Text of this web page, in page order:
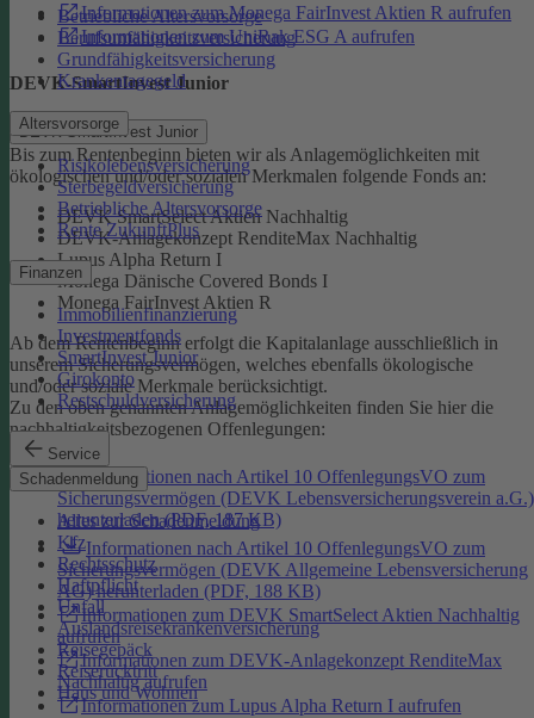
Betriebliche Altersvorsorge
Berufsunfähigkeitsversicherung
Grundfähigkeitsversicherung
Krankentagegeld
Altersvorsorge
Risikolebensversicherung
Sterbegeldversicherung
Betriebliche Altersvorsorge
Rente ZukunftPlus
Finanzen
Immobilienfinanzierung
Investmentfonds
SmartInvest Junior
Girokonto
Restschuldversicherung
Service
Schadenmeldung
Alles zur Schadenmeldung
Kfz
Rechtsschutz
Haftpflicht
Unfall
Auslandsreisekrankenversicherung
Reisegepäck
Reiserücktritt
Haus und Wohnen
Informationen zum Monega FairInvest Aktien R aufrufen
Informationen zum UniRak ESG A aufrufen
DEVK-SmartInvest Junior
DEVK-SmartInvest Junior
Bis zum Rentenbeginn bieten wir als Anlagemöglichkeiten mit
ökologischen und/oder sozialen Merkmalen folgende Fonds an:
DEVK SmartSelect Aktien Nachhaltig
DEVK-Anlagekonzept RenditeMax Nachhaltig
Lupus Alpha Return I
Monega Dänische Covered Bonds I
Monega FairInvest Aktien R
Ab dem Rentenbeginn erfolgt die Kapitalanlage ausschließlich in
unserem Sicherungsvermögen, welches ebenfalls ökologische
und/oder soziale Merkmale berücksichtigt.
Zu den oben genannten Anlagemöglichkeiten finden Sie hier die
nachhaltigkeitsbezogenen Offenlegungen:
Informationen nach Artikel 10 OffenlegungsVO zum
Sicherungsvermögen (DEVK Lebensversicherungsverein a.G.)
herunterladen (PDF, 187 KB)
Informationen nach Artikel 10 OffenlegungsVO zum
Sicherungsvermögen (DEVK Allgemeine Lebensversicherung
AG) herunterladen (PDF, 188 KB)
Informationen zum DEVK SmartSelect Aktien Nachhaltig
aufrufen
Informationen zum DEVK-Anlagekonzept RenditeMax
Nachhaltig aufrufen
Informationen zum Lupus Alpha Return I aufrufen